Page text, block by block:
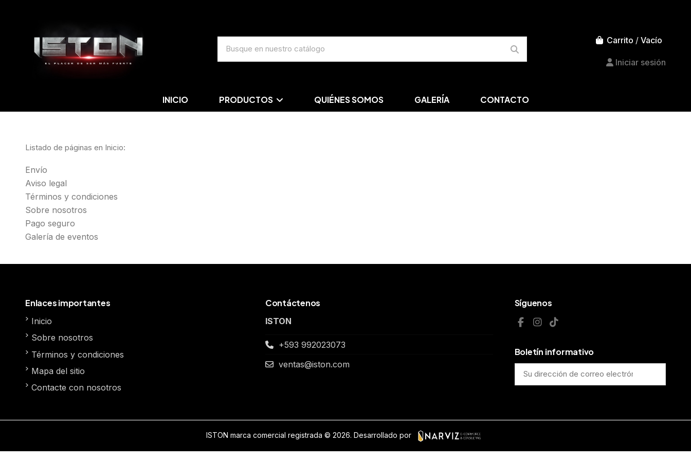
Carrito / Vacío
Iniciar sesión
INICIO PRODUCTOS QUIÉNES SOMOS GALERÍA CONTACTO
Listado de páginas en Inicio:
Envío
Aviso legal
Términos y condiciones
Sobre nosotros
Pago seguro
Galería de eventos
Enlaces importantes
Inicio
Sobre nosotros
Términos y condiciones
Mapa del sitio
Contacte con nosotros
Contáctenos
ISTON
+593 992023073
ventas@iston.com
Síguenos
Boletín informativo
ISTON marca comercial registrada © 2026. Desarrollado por